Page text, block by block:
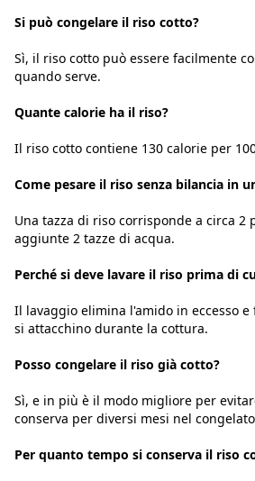
Si può congelare il riso cotto?
Sì, il riso cotto può essere facilmente
quando serve.
Quante calorie ha il riso?
Il riso cotto contiene 130 calorie per
Come pesare il riso senza bilancia in
Una tazza di riso corrisponde a circa 2
aggiunte 2 tazze di acqua.
Perché si deve lavare il riso prima di
Il lavaggio elimina l'amido in eccesso
si attacchino durante la cottura.
Posso congelare il riso già cotto?
Sì, e in più è il modo migliore per
conserva per diversi mesi nel
Per quanto tempo si conserva il riso